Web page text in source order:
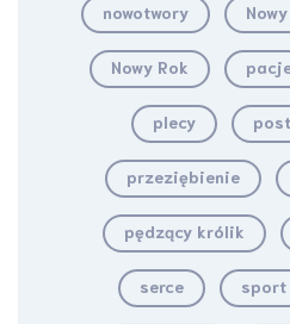
nowotwory
Nowy Rok
plecy
przeziębienie
pędzący królik
serce sport